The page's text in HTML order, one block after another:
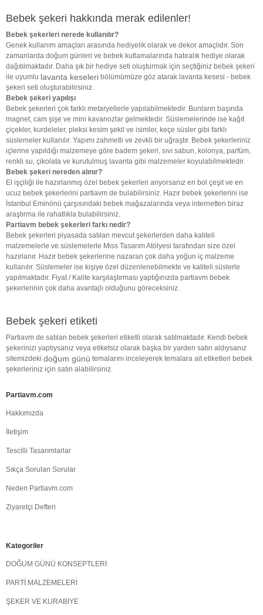
Bebek şekeri hakkında merak edilenler!
Bebek şekerleri nerede kullanılır?
Genek kullanım amaçları arasında hediyelik olarak ve dekor amaçlıdır. Son
zamanlarda doğum günleri ve bebek kutlamalarında hatıralık hediye olarak
dağıtılmaktadır. Daha şık bir hediye seti oluşturmak için seçtiğiniz bebek şekeri
ile uyumlu lavanta keseleri bölümümüze göz atarak lavanta kesesi - bebek
şekeri seti oluşturabilirsiniz.
Bebek şekeri yapılışı
Bebek şekerleri çok farklı metaryellerle yapılabilmektedir. Bunların başında
magnet, cam şişe ve mini kavanozlar gelmektedir. Süslemelerinde ise kağıt
çiçekler, kurdeleler, pleksi kesim şekil ve isimler, keçe süsler gibi farklı
süslemeler kullanılır. Yapımı zahmetli ve zevkli bir uğraştır. Bebek şekerleriniz
içlerine yapıldığı malzemeye göre badem şekeri, sıvı sabun, kolonya, parfüm,
renkli su, çikolata ve kurutulmuş lavanta gibi malzemeler koyulabilmektedir.
Bebek şekeri nereden alınır?
El işçiliği ile hazırlanmış özel bebek şekerleri arıyorsanız en bol çeşit ve en
ucuz bebek şekerlerini partiavm de bulabilirsiniz. Hazır bebek şekerlerini ise
İstanbul Eminönü çarşısındaki bebek mağazalarında veya internetten biraz
araştırma ile rahatlıkla bulabilirsiniz.
Partiavm bebek şekerleri farkı nedir?
Bebek şekerleri piyasada satılan mevcut şekerlerden daha kaliteli
malzemelerle ve süslemelerle Miss Tasarım Atölyesi tarafından size özel
hazırlanır. Hazır bebek şekerlerine nazaran çok daha yoğun iç malzeme
kullanılır. Süslemeler ise kişiye özel düzenlenebilmekte ve kaliteli süslerle
yapılmaktadır. Fiyat / Kalite karşılaştırması yaptığınızda partiavm bebek
şekerlerinin çok daha avantajlı olduğunu göreceksiniz.
Bebek şekeri etiketi
Partiavm de satılan bebek şekerleri etiketli olarak satılmaktadır. Kendi bebek
şekerinizi yaptıysanız veya etiketsiz olarak başka bir yarden satın aldıysanız
sitemizdeki doğum günü temalarını inceleyerek temalara ait etiketleri bebek
şekerleriniz için satın alabilirsiniz.
Partiavm.com
Hakkımızda
İletişim
Tescilli Tasarımlarlar
Sıkça Sorulan Sorular
Neden Partiavm.com
Ziyaretçi Defteri
Kategoriler
DOĞUM GÜNÜ KONSEPTLERİ
PARTİ MALZEMELERİ
ŞEKER VE KURABİYE